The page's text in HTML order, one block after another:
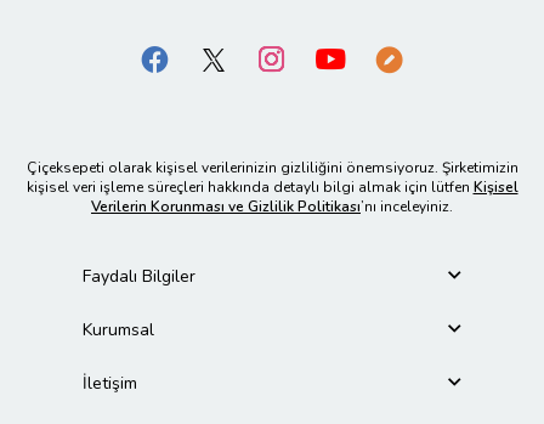
Çiçeksepeti olarak kişisel verilerinizin gizliliğini önemsiyoruz. Şirketimizin
kişisel veri işleme süreçleri hakkında detaylı bilgi almak için lütfen Kişisel
Verilerin Korunması ve Gizlilik Politikası’nı inceleyiniz.
Faydalı Bilgiler
Kurumsal
İletişim